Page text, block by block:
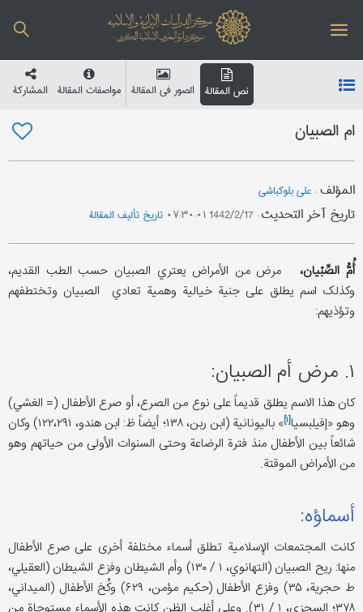
نص المقالة الصور في المقالة مواصفات المقالة المشارکة
ام الصبیان
المؤلف: علي بلوکباشي
تاریخ آخر التحدیث: 1442/2/17 ۰۷:۳۰:۰۱ تاریخ تألیف المقالة
أُمُّ الصِّبْيان، مرض من الأمراض یعتري الصبیان حسب الطب القديم،
وکذلک اسم یطلق علی جنية خيالية وهمية تعادي الصبيان وتختطفهم
وتؤذیهم:
۱. مرض أم الصبيان:
كان هذا الاسم يطلق قدیماً على نوع من الصرع، أو صرع الأطفال (= الغشي)
وهو «إفيلبسيا[۱]
» بالیونانیة (ابن ربن، ۱۳۸؛ أيضاً ظ: ابن هندو، ۱۲۲،۲۹۱) وكان
شائعاً بين الأطفال منذ فترة الرضاعة وحتى السنوات الأولى من حیاتهم وهو
من الأمراض الموقتة.
أسماؤه:
كانت المجتمعات الإسلامية تطلق أسماء مختلفة أخرى علی صرع الأطفال
منها: ريح الصبيان (التهانوي، ۱ / ۱۳۰) وأم الشيطان وفزع الشيطان (العقیلي،
ط حجرية، ۳۵) وفزع الأطفال (حكيم مؤمن، ۶۲۹) وكُخ الأطفال (الميداني،